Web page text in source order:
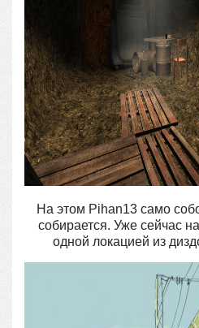
На этом Pihan13 само
собирается. Уже сейчас
одной локацией из